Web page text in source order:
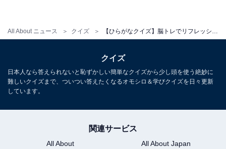
All About ニュース クイズ
クイズ
日本人なら答えられないと恥ずかしい簡単なクイズから少し頭を使う絶妙に
難しいクイズまで、ついつい答えたくなるオモシロ＆学びクイズを日々更新
しています。
関連サービス
All About
All About Japan